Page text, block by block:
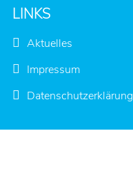
LINKS
Aktuelles
Impressum
Datenschutzerklärung